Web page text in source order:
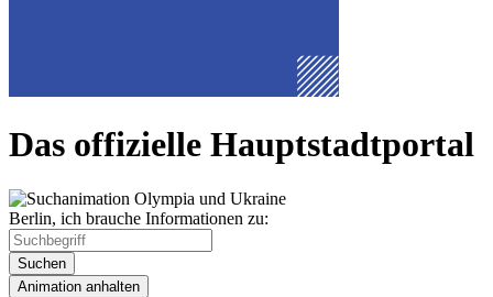
Das offizielle Hauptstadtportal
Berlin, ich brauche Informationen zu:
Suchen
Animation anhalten